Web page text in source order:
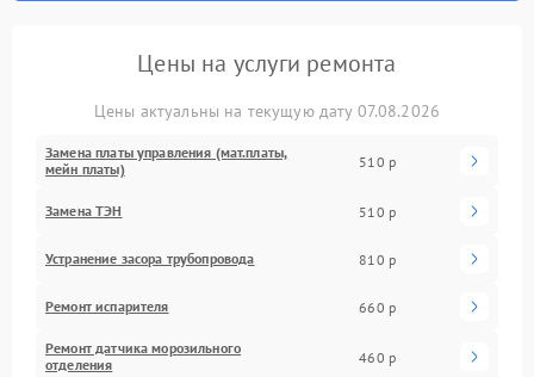
Цены на услуги ремонта
Цены актуальны на текущую дату 07.08.2026
Замена платы управления (мат.платы,
мейн платы)
510 р
Замена ТЭН 510 р
Устранение засора трубопровода 810 р
Ремонт испарителя 660 р
Ремонт датчика морозильного
отделения
460 р